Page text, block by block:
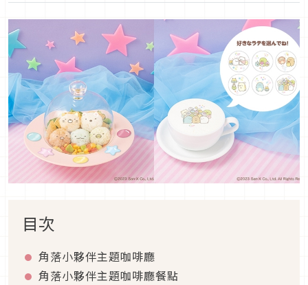
目次
角落小夥伴主題咖啡廳
角落小夥伴主題咖啡廳餐點